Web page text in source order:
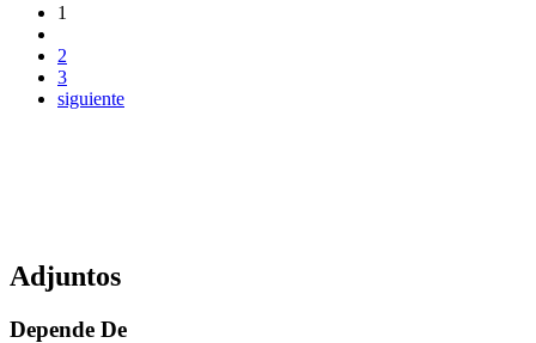
1
2
3
siguiente
Adjuntos
Depende De